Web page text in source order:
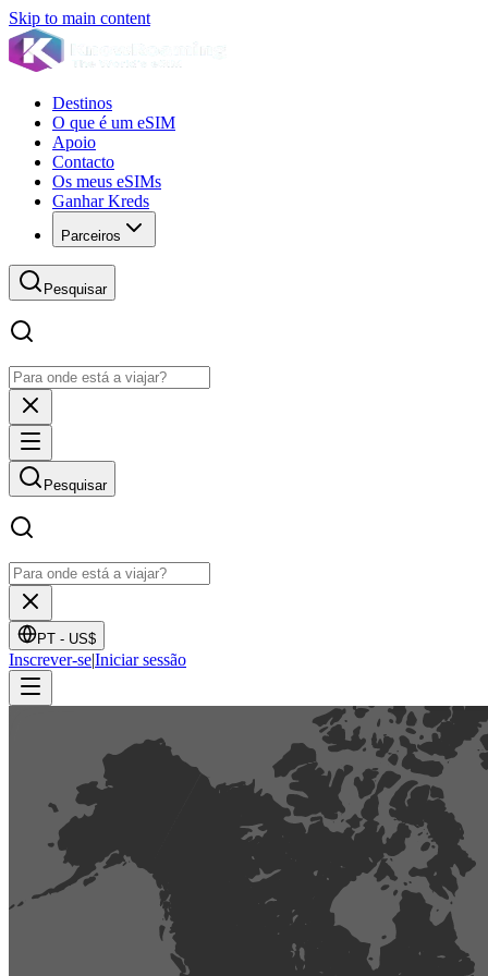
Skip to main content
Destinos
O que é um eSIM
Apoio
Contacto
Os meus eSIMs
Ganhar Kreds
Parceiros
Pesquisar
Pesquisar
PT - US$
Inscrever-se|Iniciar sessão